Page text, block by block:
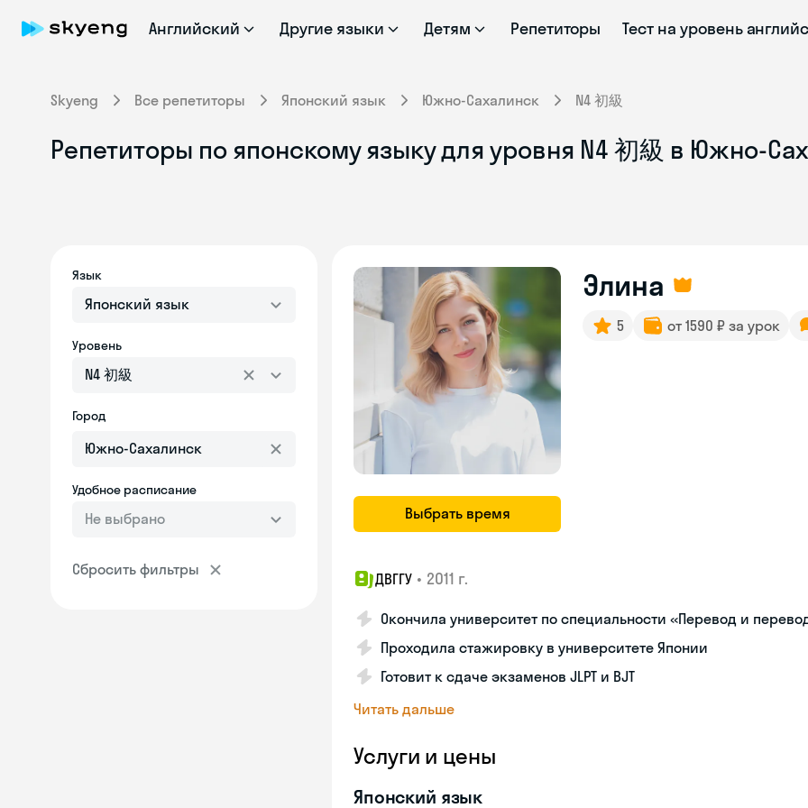
Английский Другие языки Детям Репетиторы Тест на уровень
Skyeng Все репетиторы Японский язык Южно-Сахалинск N4 初級
Репетиторы по японскому языку для уровня N4 初級 в Южно-
Язык
Японский язык
Уровень
N4 初級
Город
Удобное расписание
Не выбрано
Сбросить фильтры
Выбрать время
Элина
5 от 1590 ₽ за урок
ДВГГУ • 2011 г.
Окончила университет по специальности «Перевод и
Проходила стажировку в университете Японии
Готовит к сдаче экзаменов JLPT и BJT
Читать дальше
Услуги и цены
Японский язык